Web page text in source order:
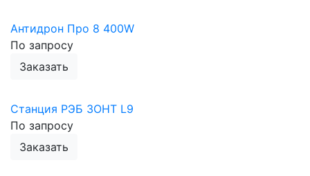
Антидрон Про 8 400W
По запросу
Заказать
Станция РЭБ ЗОНТ L9
По запросу
Заказать